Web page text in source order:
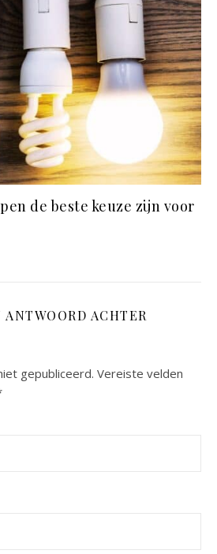
de beste keuze zijn voor
ACHTER
gepubliceerd. Vereiste velden